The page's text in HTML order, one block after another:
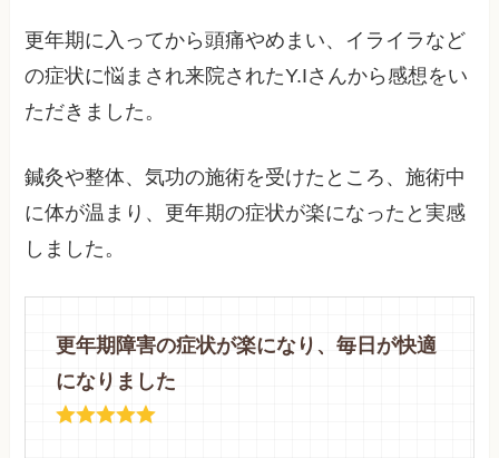
更年期に入ってから頭痛やめまい、イライラなど
の症状に悩まされ来院されたY.Iさんから感想をい
ただきました。
鍼灸や整体、気功の施術を受けたところ、施術中
に体が温まり、更年期の症状が楽になったと実感
しました。
更年期障害の症状が楽になり、毎日が快適
になりました